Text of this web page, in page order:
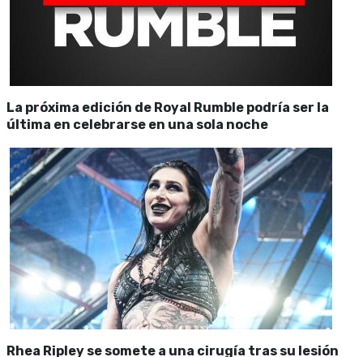
La próxima edición de Royal Rumble podría ser la
última en celebrarse en una sola noche
Rhea Ripley se somete a una cirugía tras su lesión